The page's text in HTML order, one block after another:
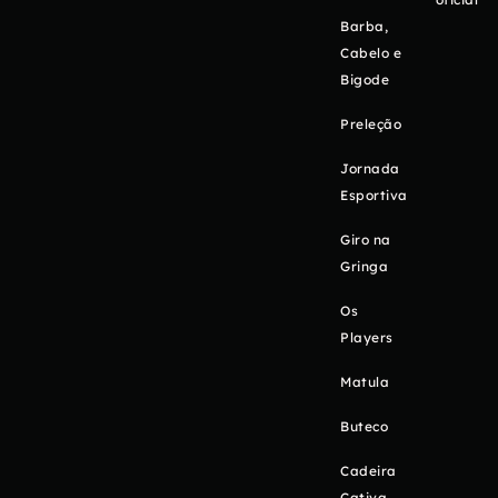
Barba,
Cabelo e
Bigode
Preleção
Jornada
Esportiva
Giro na
Gringa
Os
Players
Matula
Buteco
Cadeira